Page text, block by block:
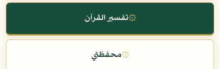
۞تفسير القرآن
۞محفظتي